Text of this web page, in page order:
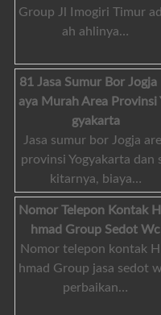
Group Jl Imogiri Timur
ah ahlinya…
81 Jasa Sumur Bor Jogja
aya Murah Area Provinsi
gyakarta
Jasa sumur bor Jogja
provinsi Yogyakarta dan
kitarnya, biaya…
Nomor Telepon Kontak
hmad Group Sedot Wc
Nomor telepon kontak H
hmad Group jasa sedot
perbaikan…